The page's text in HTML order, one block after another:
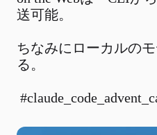
送可能。
ちなみにローカルの
る。